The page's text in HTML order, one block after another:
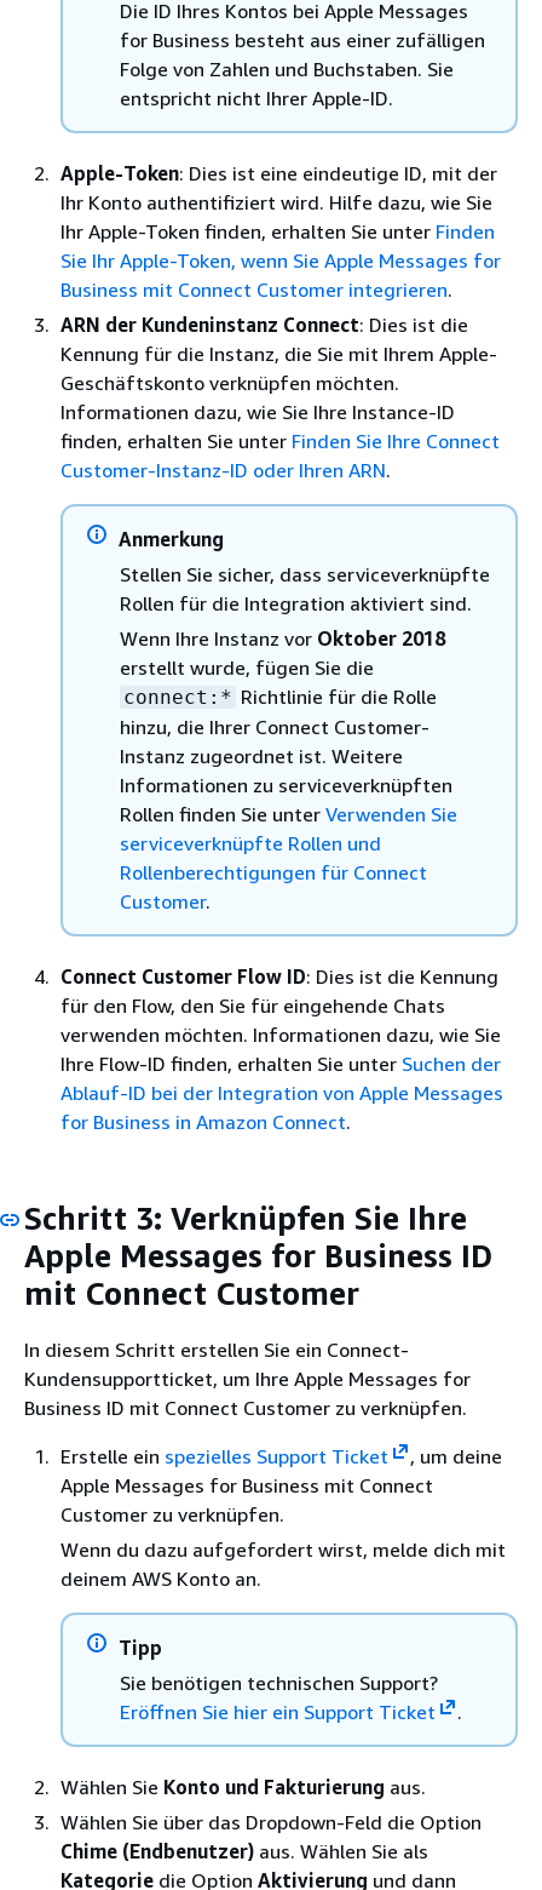
Die ID Ihres Kontos bei Apple Messages
for Business besteht aus einer zufälligen
Folge von Zahlen und Buchstaben. Sie
entspricht nicht Ihrer Apple-ID.
Apple-Token: Dies ist eine eindeutige ID, mit der
Ihr Konto authentifiziert wird. Hilfe dazu, wie Sie
Ihr Apple-Token finden, erhalten Sie unter Finden
Sie Ihr Apple-Token, wenn Sie Apple Messages for
Business mit Connect Customer integrieren.
ARN der Kundeninstanz Connect: Dies ist die
Kennung für die Instanz, die Sie mit Ihrem Apple-
Geschäftskonto verknüpfen möchten.
Informationen dazu, wie Sie Ihre Instance-ID
finden, erhalten Sie unter Finden Sie Ihre Connect
Customer-Instanz-ID oder Ihren ARN.
Anmerkung
Stellen Sie sicher, dass serviceverknüpfte
Rollen für die Integration aktiviert sind.
Wenn Ihre Instanz vor Oktober 2018
erstellt wurde, fügen Sie die
connect:* Richtlinie für die Rolle
hinzu, die Ihrer Connect Customer-
Instanz zugeordnet ist. Weitere
Informationen zu serviceverknüpften
Rollen finden Sie unter Verwenden Sie
serviceverknüpfte Rollen und
Rollenberechtigungen für Connect
Customer.
Connect Customer Flow ID: Dies ist die Kennung
für den Flow, den Sie für eingehende Chats
verwenden möchten. Informationen dazu, wie Sie
Ihre Flow-ID finden, erhalten Sie unter Suchen der
Ablauf-ID bei der Integration von Apple Messages
for Business in Amazon Connect.
Schritt 3: Verknüpfen Sie Ihre
Apple Messages for Business ID
mit Connect Customer
In diesem Schritt erstellen Sie ein Connect-
Kundensupportticket, um Ihre Apple Messages for
Business ID mit Connect Customer zu verknüpfen.
Erstelle ein spezielles Support Ticket
, um deine
Apple Messages for Business mit Connect
Customer zu verknüpfen.
Wenn du dazu aufgefordert wirst, melde dich mit
deinem AWS Konto an.
Tipp
Sie benötigen technischen Support?
Eröffnen Sie hier ein Support Ticket
.
Wählen Sie Konto und Fakturierung aus.
Wählen Sie über das Dropdown-Feld die Option
Chime (Endbenutzer) aus. Wählen Sie als
Kategorie die Option Aktivierung und dann